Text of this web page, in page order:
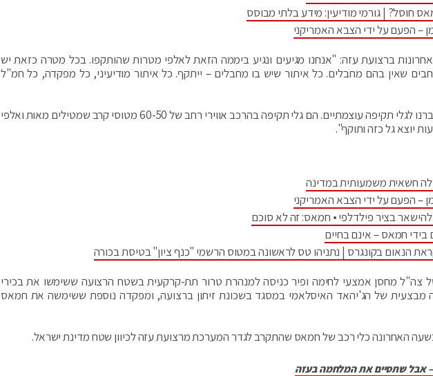
חוסל? | גורמי מודיעין: מידע בלתי מבוסס
– הפעם על ידי הצבא האמריקני
ברצועת עזה: "אנחנו מגיעים ונגיע ביממה הזאת לאלפי מטרות שהותקפו. בכל מטרה כזאת יש
שאין בהם מחבלים. כל איתור שיש בו מחבלים – ייתקף. כל איתור מודיעיני, כל מפקדה, כל חמ"ל
"צה"ל נמצא בהתקפה. אנחנו עברנו לגלי תקיפה עוצמתיים. הם גלי תקיפה בהרכב אווירי רחב של 60-50 מטוסי קרב שמטילים מאות ואלפי
יוצא גל כזה ותוקף".
חשאית משמעותית במדינה
– הפעם על ידי הצבא האמריקני
בציר פילדלפי • חמאס: זה לא סוכם
חמאס – אינם בחיים
הנאום בקונגרס | נתניהו טס לראשונה במטוס הרשמי "כנף ציון" בטיסת בכורה
צה"ל מחסן אמצעי לחימה ופיר כניסה למנהרת טרור תת-קרקעית בשטח הרצועה ששימשו את בכירי
של הג'יהאד האיסלאמי במסגד בשכונת זיתון ברצועה, ומפקדה נוספת ששימשה את חמאס
האחרונה כלי רכב של חמאס שהתקרב לגדר המערכת מרצועת עזה לכיוון שטח מדינת ישראל.
אבל שתסיים את המלחמה בעזה